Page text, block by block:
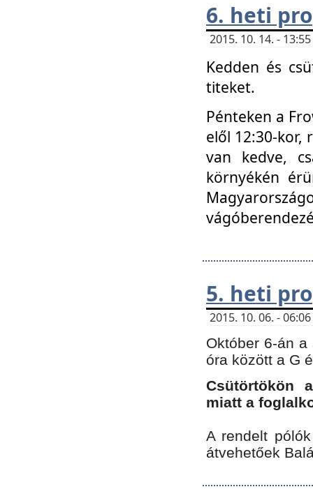
6. heti
2015. 10. 14. -
Kedden és
titeket.
Pénteken a
elől 12:30-kor,
van kedve,
környékén
5. heti
2015. 10. 06. -
Október 6-án
óra között a G
Csütörtökön
miatt a
A rendelt
átvehetőek